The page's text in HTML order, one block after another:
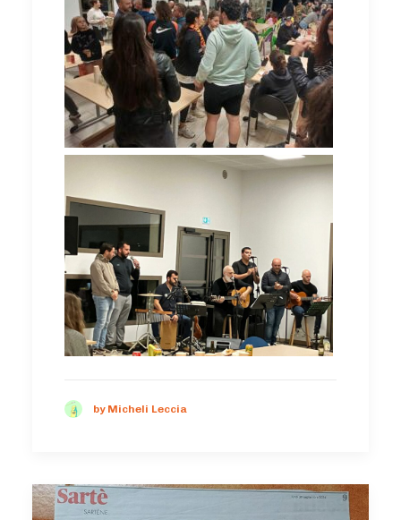
by Micheli Leccia